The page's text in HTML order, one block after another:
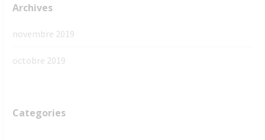
Archives
novembre 2019
octobre 2019
Categories